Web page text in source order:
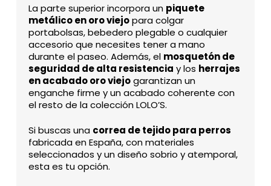
La parte superior incorpora un piquete
metálico en oro viejopara colgar
portabolsas, bebedero plegable o cualquier
accesorio que necesites tener a mano
durante el paseo. Además, el mosquetón de
seguridad de alta resistencia y los herrajes
en acabado oro viejogarantizan un
enganche firme y un acabado coherente con
el resto de la colección LOLO’S.
Si buscas una correa de tejido para perros
fabricada en España, con materiales
seleccionados y un diseño sobrio y atemporal,
esta es tu opción.